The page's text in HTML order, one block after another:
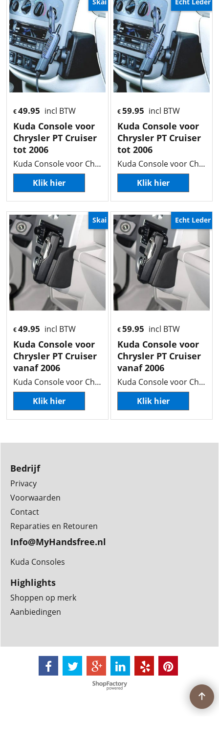
€49.95 incl BTW
Kuda Console voor
Chrysler PT Cruiser
tot 2006
Kuda Console voor Chrysler PT Cruiser tot 2006
Klik hier
€59.95 incl BTW
Kuda Console voor
Chrysler PT Cruiser
tot 2006
Kuda Console voor Chrysler PT Cruiser tot 2006
Klik hier
Skai
€49.95 incl BTW
Kuda Console voor
Chrysler PT Cruiser
vanaf 2006
Kuda Console voor Chrysler PT Cruiser vanaf 2006
Klik hier
Echt Leder
€59.95 incl BTW
Kuda Console voor
Chrysler PT Cruiser
vanaf 2006
Kuda Console voor Chrysler PT Cruiser vanaf 2006
Klik hier
Bedrijf
Privacy
Voorwaarden
Contact
Reparaties en Retouren
Info@MyHandsfree.nl
Kuda Consoles
Highlights
Shoppen op merk
Aanbiedingen
Webwinkel gemaakt met
ShopFactory webwinkel